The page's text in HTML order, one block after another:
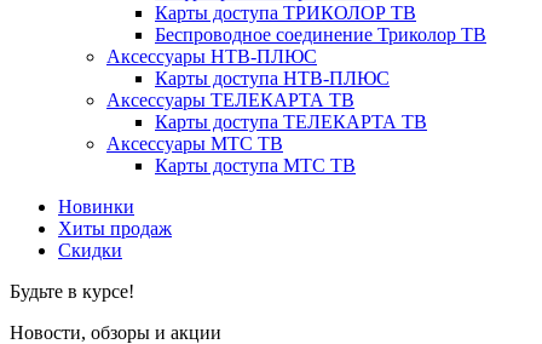
Карты доступа ТРИКОЛОР ТВ
Беспроводное соединение Триколор ТВ
Аксессуары НТВ-ПЛЮС
Карты доступа НТВ-ПЛЮС
Аксессуары ТЕЛЕКАРТА ТВ
Карты доступа ТЕЛЕКАРТА ТВ
Аксессуары МТС ТВ
Карты доступа МТС ТВ
Новинки
Хиты продаж
Скидки
Будьте в курсе!
Новости, обзоры и акции